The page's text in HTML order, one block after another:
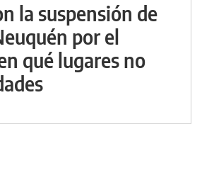
la suspensión de
por el
qué lugares no